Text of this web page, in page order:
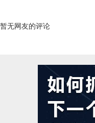
暂无网友的评论